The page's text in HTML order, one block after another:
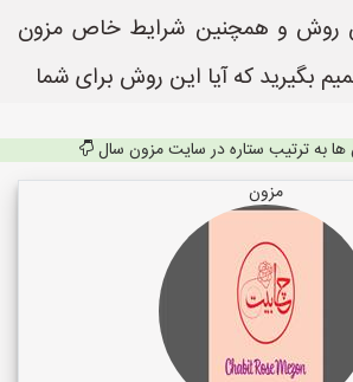
روش و همچنین شرایط خاص مزون
بگیرید که آیا این روش برای شما
به ترتیب ستاره در سایت مزون سال
مزون